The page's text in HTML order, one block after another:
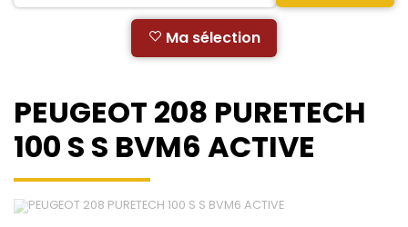
Ma sélection
PEUGEOT 208 PURETECH
100 S S BVM6 ACTIVE